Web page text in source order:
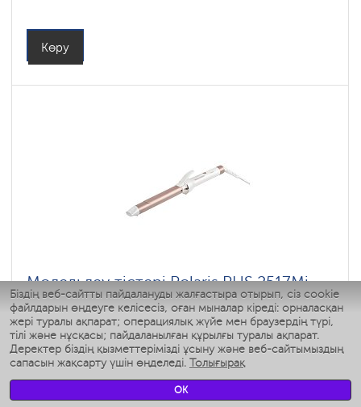
Біздің веб-сайтты пайдалануды жалғастыра отырып, сіз cookie
файлдарын өңдеуге келісесіз, оған мыналар кіреді: орналасқан
жері туралы ақпарат; операциялық жүйе мен браузердің түрі,
тілі және нұсқасы; пайдаланылған құрылғы туралы ақпарат.
Деректер біздің қызметтерімізді ұсыну және веб-сайтымыздың
сапасын жақсарту үшін өңделеді. Толығырақ
OK
Көру
Модельдеу тістері Polaris PHS 2517Mi
: 4
Түсі: белый-розовое золото
Қуаты, Вт: 45
Көру